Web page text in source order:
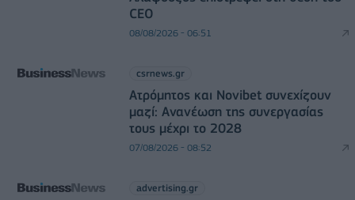
CEO
08/08/2026 - 06:51
csrnews.gr
Ατρόμητος και Novibet συνεχίζουν
μαζί: Ανανέωση της συνεργασίας
τους μέχρι το 2028
07/08/2026 - 08:52
advertising.gr